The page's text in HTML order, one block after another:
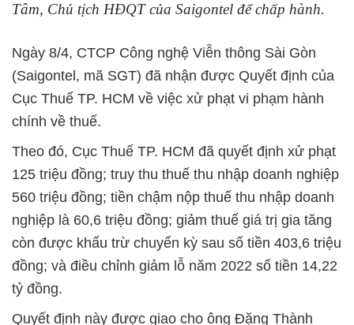
Tâm, Chủ tịch HĐQT của Saigontel để chấp hành.
Ngày 8/4, CTCP Công nghệ Viễn thông Sài Gòn
(Saigontel, mã SGT) đã nhận được Quyết định của
Cục Thuế TP. HCM về việc xử phạt vi phạm hành
chính về thuế.
Theo đó, Cục Thuế TP. HCM đã quyết định xử phạt
125 triệu đồng; truy thu thuế thu nhập doanh nghiệp
560 triệu đồng; tiền chậm nộp thuế thu nhập doanh
nghiệp là 60,6 triệu đồng; giảm thuế giá trị gia tăng
còn được khấu trừ chuyển kỳ sau số tiền 403,6 triệu
đồng; và điều chỉnh giảm lỗ năm 2022 số tiền 14,22
tỷ đồng.
Quyết định này được giao cho ông Đặng Thành